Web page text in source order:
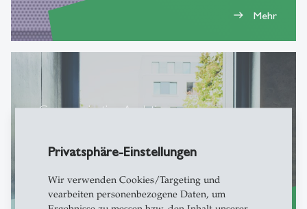
Privatsphäre-Einstellungen
Wir verwenden Cookies/Targeting und
vearbeiten personenbezogene Daten, um
east Mehr
Communicating Analytics